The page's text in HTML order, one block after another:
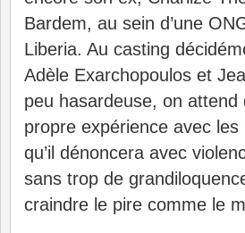
Bardem, au sein d’une
Liberia. Au casting
Adèle Exarchopoulos et
peu hasardeuse, on attend
propre expérience avec
qu’il dénoncera avec
sans trop de
craindre le pire comme le